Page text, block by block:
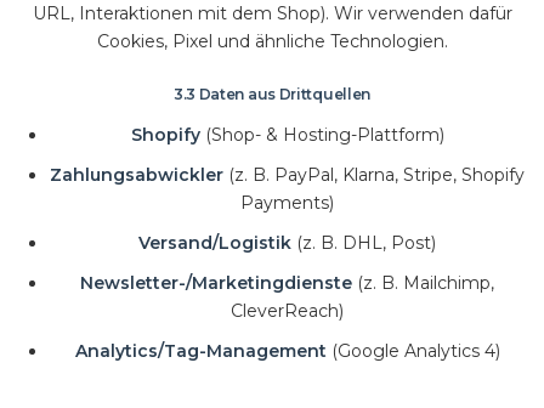
URL, Interaktionen mit dem Shop). Wir verwenden dafür
Cookies, Pixel und ähnliche Technologien.
3.3 Daten aus Drittquellen
Shopify(Shop- & Hosting-Plattform)
Zahlungsabwickler (z. B. PayPal, Klarna, Stripe, Shopify
Payments)
Versand/Logistik (z. B. DHL, Post)
Newsletter-/Marketingdienste (z. B. Mailchimp,
CleverReach)
Analytics/Tag-Management (Google Analytics 4)